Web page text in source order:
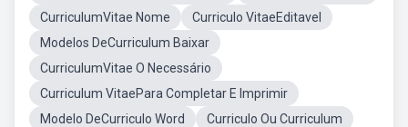
CurriculumVitae Nome
Curriculo VitaeEditavel
Modelos DeCurriculum Baixar
CurriculumVitae O Necessário
Curriculum VitaePara Completar E Imprimir
Modelo DeCurriculo Word
Curriculo Ou Curriculum